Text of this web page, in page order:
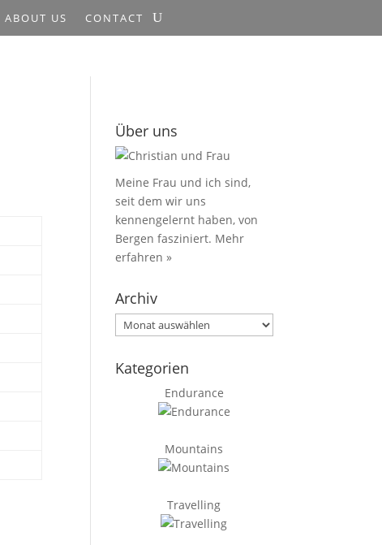
ABOUT US CONTACT
Über uns
Meine Frau und ich sind,
seit dem wir uns
kennengelernt haben, von
Bergen fasziniert. Mehr
erfahren »
Archiv
Archiv
Kategorien
Endurance
Mountains
Travelling